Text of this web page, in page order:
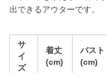
出できるアウターです。
サ
イ
ズ
着丈
(cm)
バスト
(cm)